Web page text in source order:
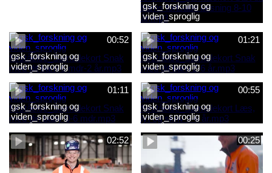
gsk_forskning og
viden_sproglig
forståelse_Samtalekort Støt
dit barns fortsatte læsning 8-
10 år.mp3
00:52
gsk_forskning og
viden_sproglig
forståelse_Samtalekort Snak
med dit barn 6 mdr-2 år.mp3
01:21
gsk_forskning og
viden_sproglig
forståelse_Samtalekort Snak
med dit barn 2-6 år.mp3
01:11
gsk_forskning og
viden_sproglig
forståelse_Samtalekort Snak
med din baby 0-6 mdr.mp3
00:55
gsk_forskning og
viden_sproglig
forståelse_Samtalekort Læs,
lyt og skriv 3-6 år.mp3
02:52 00:25